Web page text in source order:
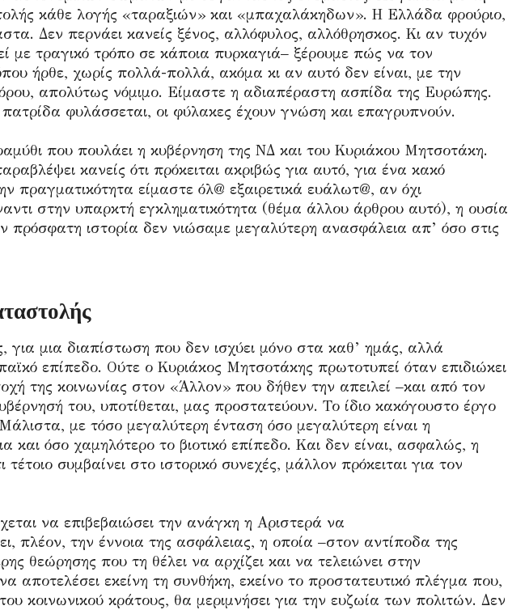
κάθε λογής «ταραξιών» και «μπαχαλάκηδων». Η Ελλάδα φρούριο,
Δεν περνάει κανείς ξένος, αλλόφυλος, αλλόθρησκος. Κι αν τυχόν
με τραγικό τρόπο σε κάποια πυρκαγιά– ξέρουμε πώς να τον
ήρθε, χωρίς πολλά-πολλά, ακόμα κι αν αυτό δεν είναι, με την
απολύτως νόμιμο. Είμαστε η αδιαπέραστη ασπίδα της Ευρώπης.
πατρίδα φυλάσσεται, οι φύλακες έχουν γνώση και επαγρυπνούν.
που πουλάει η κυβέρνηση της ΝΔ και του Κυριάκου Μητσοτάκη.
κανείς ότι πρόκειται ακριβώς για αυτό, για ένα κακό
πραγματικότητα είμαστε όλ@ εξαιρετικά ευάλωτ@, αν όχι
στην υπαρκτή εγκληματικότητα (θέμα άλλου άρθρου αυτό), η ουσία
πρόσφατη ιστορία δεν νιώσαμε μεγαλύτερη ανασφάλεια απ’ όσο στις
για μια διαπίστωση που δεν ισχύει μόνο στα καθ’ ημάς, αλλά
επίπεδο. Ούτε ο Κυριάκος Μητσοτάκης πρωτοτυπεί όταν επιδιώκει
της κοινωνίας στον «Άλλον» που δήθεν την απειλεί –και από τον
του, υποτίθεται, μας προστατεύουν. Το ίδιο κακόγουστο έργο
με τόσο μεγαλύτερη ένταση όσο μεγαλύτερη είναι η
και όσο χαμηλότερο το βιοτικό επίπεδο. Και δεν είναι, ασφαλώς, η
συμβαίνει στο ιστορικό συνεχές, μάλλον πρόκειται για τον
να επιβεβαιώσει την ανάγκη η Αριστερά να
πλέον, την έννοια της ασφάλειας, η οποία –στον αντίποδα της
θεώρησης που τη θέλει να αρχίζει και να τελειώνει στην
αποτελέσει εκείνη τη συνθήκη, εκείνο το προστατευτικό πλέγμα που,
κοινωνικού κράτους, θα μεριμνήσει για την ευζωία των πολιτών. Δεν